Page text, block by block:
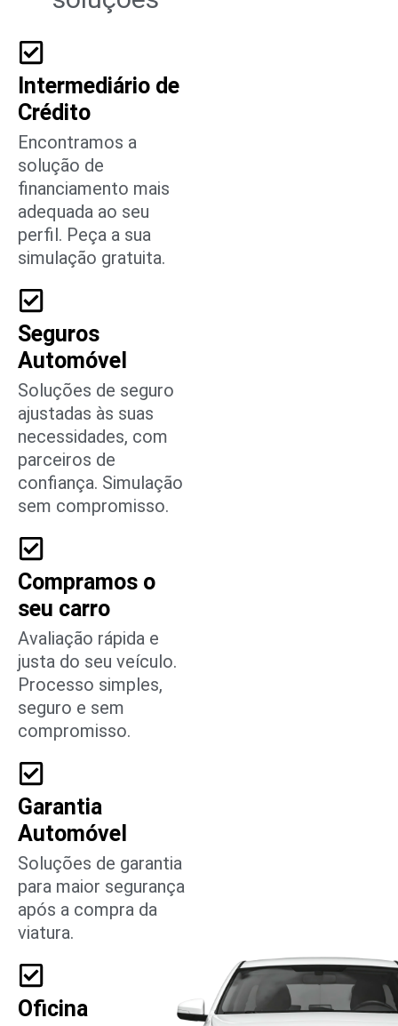
Intermediário de
Crédito
Encontramos a
solução de
financiamento mais
adequada ao seu
perfil. Peça a sua
simulação gratuita.
Seguros
Automóvel
Soluções de seguro
ajustadas às suas
necessidades, com
parceiros de
confiança. Simulação
sem compromisso.
Compramos o
seu carro
Avaliação rápida e
justa do seu veículo.
Processo simples,
seguro e sem
compromisso.
Garantia
Automóvel
Soluções de garantia
para maior segurança
após a compra da
viatura.
Oficina